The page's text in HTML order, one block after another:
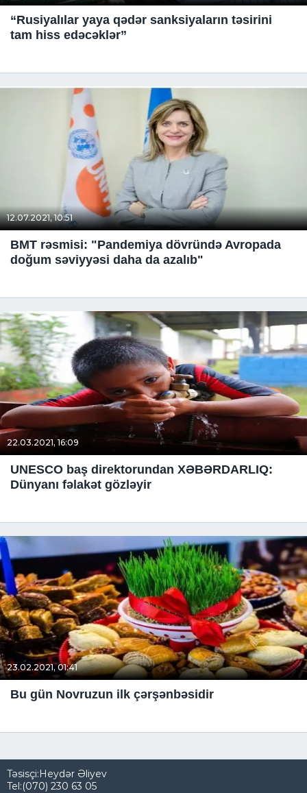
“Rusiyalılar yaya qədər sanksiyaların təsirini
tam hiss edəcəklər”
12.07.2021, 10:51
BMT rəsmisi: "Pandemiya dövründə Avropada
doğum səviyyəsi daha da azalıb"
22.03.2021, 16:09
UNESCO baş direktorundan XƏBƏRDARLIQ:
Dünyanı fəlakət gözləyir
23.02.2021, 01:41
Bu gün Novruzun ilk çərşənbəsidir
Təsisçi:Heydər Əliyev
Tel:(070) 230 63 05